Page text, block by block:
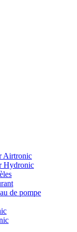
Airtronic
Hydronic
de pompe